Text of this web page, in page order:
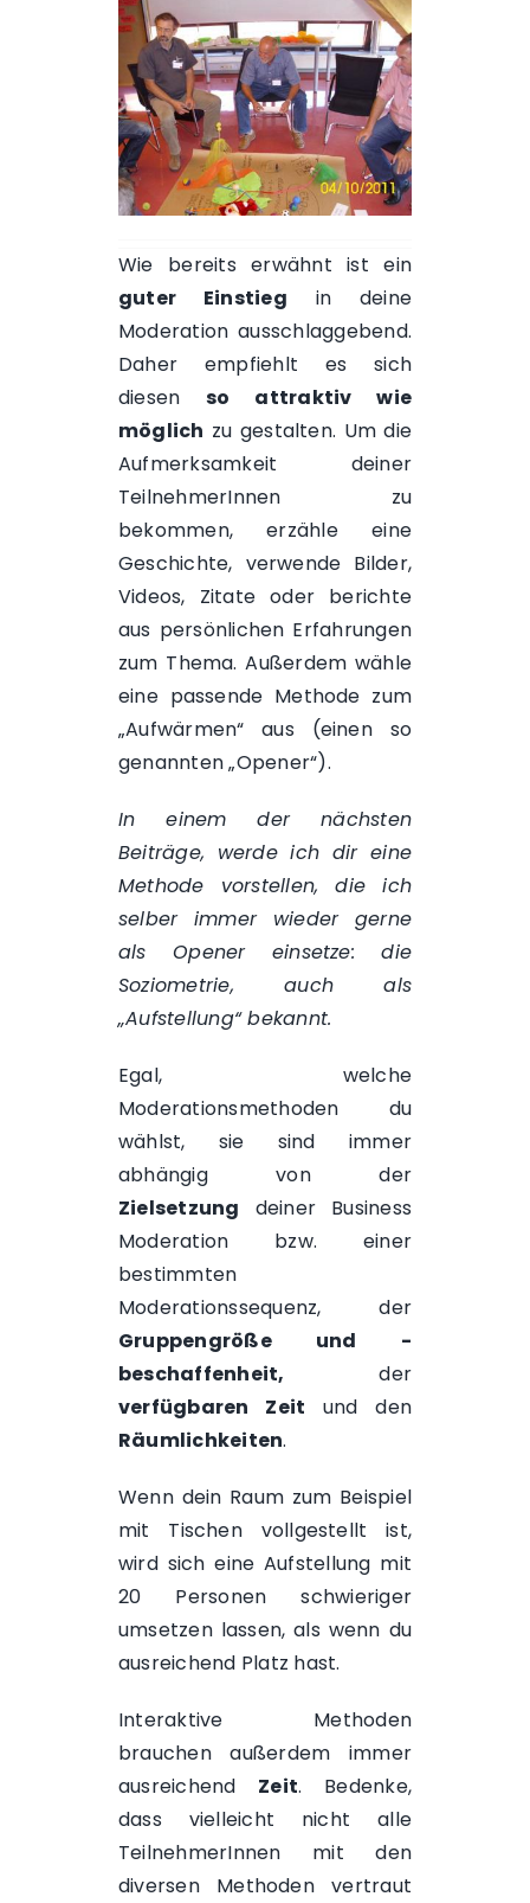
Wie bereits erwähnt ist ein
guter Einstieg in deine
Moderation ausschlaggebend.
Daher empfiehlt es sich
diesenso attraktiv wie
möglich zu gestalten. Um die
Aufmerksamkeit deiner
TeilnehmerInnen zu
bekommen, erzähle eine
Geschichte, verwende Bilder,
Videos, Zitate oder berichte
aus persönlichen Erfahrungen
zum Thema. Außerdem wähle
eine passende Methode zum
„Aufwärmen“ aus (einen so
genannten „Opener“).
In einem der nächsten
Beiträge, werde ich dir eine
Methode vorstellen, die ich
selber immer wieder gerne
als Opener einsetze: die
Soziometrie, auch als
„Aufstellung“ bekannt.
Egal, welche
Moderationsmethoden du
wählst, sie sind immer
abhängig von der
Zielsetzung deiner Business
Moderation bzw. einer
bestimmten
Moderationssequenz, der
Gruppengröße und -
beschaffenheit, der
verfügbaren Zeit und den
Räumlichkeiten.
Wenn dein Raum zum Beispiel
mit Tischen vollgestellt ist,
wird sich eine Aufstellung mit
20 Personen schwieriger
umsetzen lassen, als wenn du
ausreichend Platz hast.
Interaktive Methoden
brauchen außerdem immer
ausreichend Zeit. Bedenke,
dass vielleicht nicht alle
TeilnehmerInnen mit den
diversen Methoden vertraut